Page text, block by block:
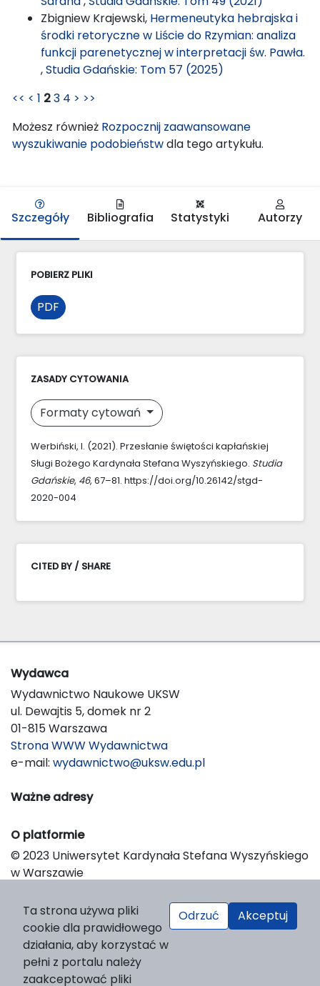
Zbigniew Krajewski, Hermeneutyka hebrajska i
środki retoryczne w Liście do Rzymian: analiza
funkcji parenetycznej w interpretacji św. Pawła.
,Studia Gdańskie: Tom 57 (2025)
<< < 1 23 4 > >>
Możesz również Rozpocznij zaawansowane
wyszukiwanie podobieństwdla tego artykułu.
Szczegóły Bibliografia Statystyki Autorzy
POBIERZ PLIKI
PDF
ZASADY CYTOWANIA
Formaty cytowań
Werbiński, I. (2021). Przesłanie świętości kapłańskiej
Sługi Bożego Kardynała Stefana Wyszyńskiego. Studia
Gdańskie, 46, 67–81. https://doi.org/10.26142/stgd-
2020-004
CITED BY / SHARE
Wydawca
Wydawnictwo Naukowe UKSW
ul. Dewajtis 5, domek nr 2
01-815 Warszawa
Strona WWW Wydawnictwa
e-mail: wydawnictwo@uksw.edu.pl
Ważne adresy
O platformie
© 2023 Uniwersytet Kardynała Stefana Wyszyńskiego
w Warszawie
Platform & Workflow by OJS/PKP
Ta strona używa pliki
cookie dla prawidłowego
działania, aby korzystać w
pełni z portalu należy
zaakceptować pliki
Odrzuć Akceptuj